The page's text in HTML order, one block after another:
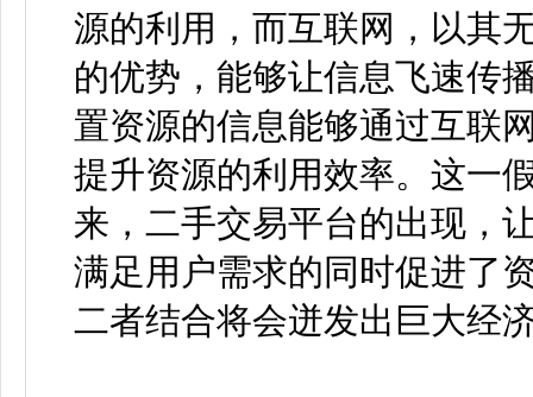
源的利用，而互联网，以其
的优势，能够让信息飞速传
置资源的信息能够通过互联
提升资源的利用效率。这一
来，二手交易平台的出现，
满足用户需求的同时促进了
二者结合将会迸发出巨大经